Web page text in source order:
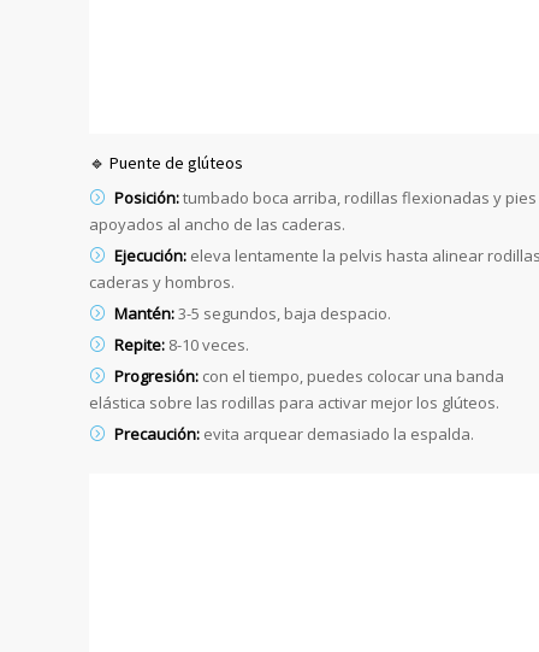
🔹 Puente de glúteos
Posición:tumbado boca arriba, rodillas flexionadas y pies
apoyados al ancho de las caderas.
Ejecución: eleva lentamente la pelvis hasta alinear
caderas y hombros.
Mantén:3-5 segundos, baja despacio.
Repite: 8-10 veces.
Progresión: con el tiempo, puedes colocar una banda
elástica sobre las rodillas para activar mejor los glúteos.
Precaución: evita arquear demasiado la espalda.